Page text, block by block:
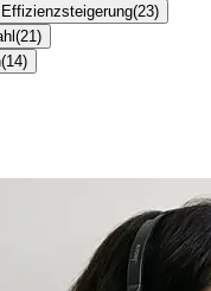
Effizienzsteigerung(23)
(21 )
(14)